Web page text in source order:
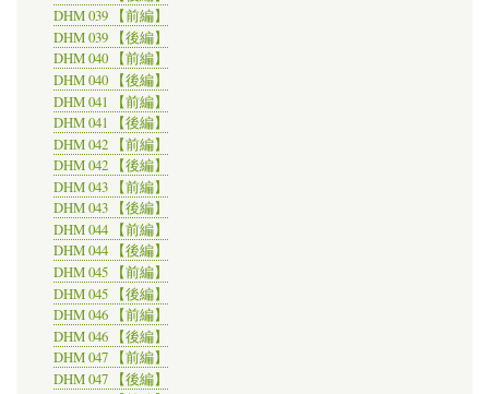
DHM 039 【前編】
DHM 039 【後編】
DHM 040 【前編】
DHM 040 【後編】
DHM 041 【前編】
DHM 041 【後編】
DHM 042 【前編】
DHM 042 【後編】
DHM 043 【前編】
DHM 043 【後編】
DHM 044 【前編】
DHM 044 【後編】
DHM 045 【前編】
DHM 045 【後編】
DHM 046 【前編】
DHM 046 【後編】
DHM 047 【前編】
DHM 047 【後編】